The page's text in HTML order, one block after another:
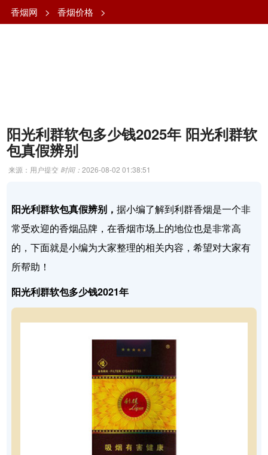
香烟网 > 香烟价格 >
阳光利群软包多少钱2025年 阳光利群软
包真假辨别
来源：用户提交 时间：2026-08-02 01:38:51
阳光利群软包真假辨别，据小编了解到利群香烟是一个非
常受欢迎的香烟品牌，在香烟市场上的地位也是非常高
的，下面就是小编为大家整理的相关内容，希望对大家有
所帮助！
阳光利群软包多少钱2021年